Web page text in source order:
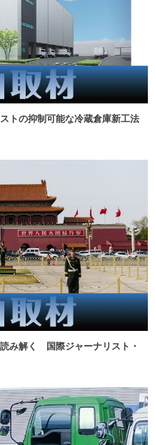
トの抑制可能な冷蔵倉庫新工法
み解く 国際ジャーナリスト・